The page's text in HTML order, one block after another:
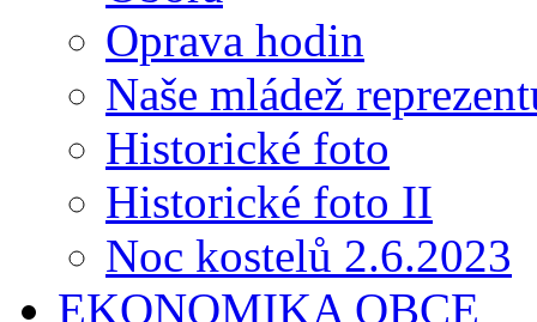
Oprava hodin
Naše mládež
Historické foto
Historické foto II
Noc kostelů 2.6.2023
EKONOMIKA OBCE